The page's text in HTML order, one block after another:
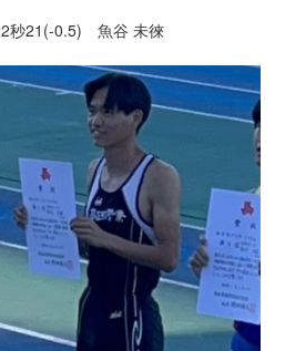
時
秒21(-0.5) 魚谷 未徠